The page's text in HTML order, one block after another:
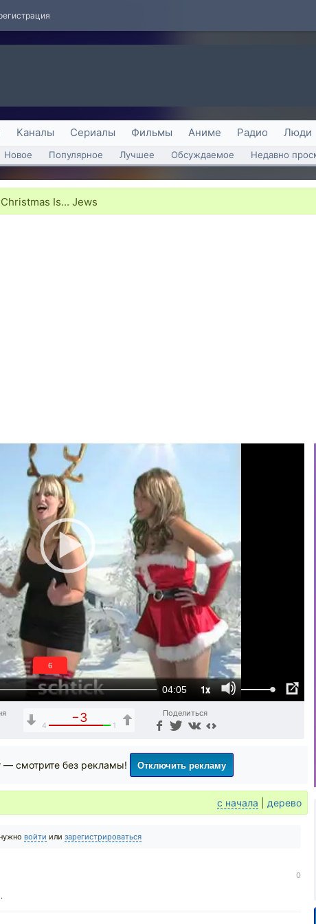
Каналы Сериалы Фильмы Аниме Радио Люди
Новое Популярное Лучшее Обсуждаемое Недавно
Is... Jews
04:05 1x
6
−3
4 1
Поделиться
— смотрите без рекламы! Отключить рекламу
с начала дерево
войти или зарегистрироваться
0